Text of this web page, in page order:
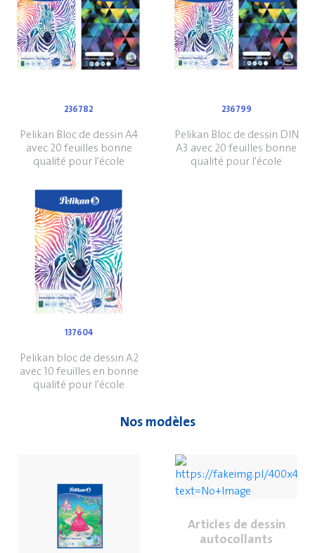
236782
Pelikan Bloc de dessin A4
avec 20 feuilles bonne
qualité pour l'école
236799
Pelikan Bloc de dessin DIN
A3 avec 20 feuilles bonne
qualité pour l'école
137604
Pelikan bloc de dessin A2
avec 10 feuilles en bonne
qualité pour l'école
Nos modèles
Articles de dessin
autocollants